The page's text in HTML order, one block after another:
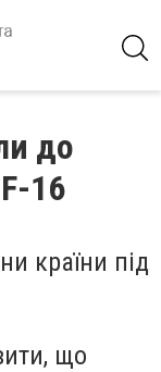
до
16
країни під
що